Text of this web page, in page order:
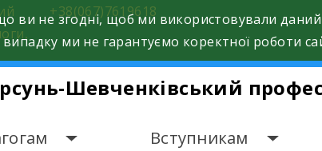
+38(067)7619618
Шевченківський
Вступникам
ви не згодні, щоб ми використовували
ми не гарантуємо коректної роботи